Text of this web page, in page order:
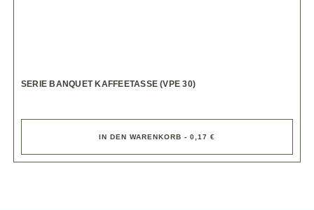
SERIE BANQUET KAFFEETASSE (VPE 30)
IN DEN WARENKORB - 0,17 €